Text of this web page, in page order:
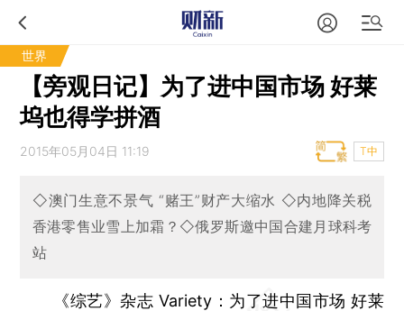
世界
【旁观日记】为了进中国市场 好莱
坞也得学拼酒
2015年05月04日 11:19 T中
◇澳门生意不景气 “赌王”财产大缩水 ◇内地降关税
香港零售业雪上加霜？◇俄罗斯邀中国合建月球科考
站
《综艺》杂志 Variety：为了进中国市场 好莱